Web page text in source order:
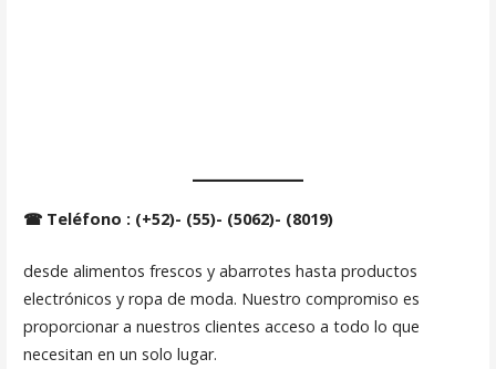
☎ Teléfono : (+52)- (55)- (5062)- (8019)
desde alimentos frescos y abarrotes hasta productos
electrónicos y ropa de moda. Nuestro compromiso es
proporcionar a nuestros clientes acceso a todo lo que
necesitan en un solo lugar.